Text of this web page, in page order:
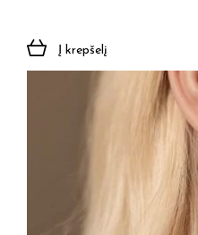
Į krepšelį